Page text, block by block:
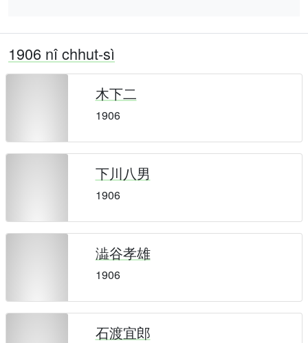
1906 nî chhut-sì
木下二
1906
下川八男
1906
澁谷孝雄
1906
石渡宜郎